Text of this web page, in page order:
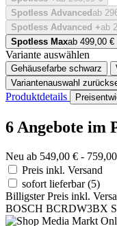
Spotless Advanced ab
Spotless Advanced +ab
Spotless Maxab 499,00 €
Variante auswählen
Gehäusefarbe schwarz
Variantenauswahl
Produktdetails
6 Angebote im
Neu ab 549,00 € -
Preis inkl. Versand
sofort lieferbar(5)
Billigster Preis inkl.
BOSCH BCRDW3BX